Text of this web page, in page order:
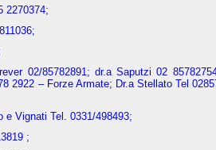
2270374;
02/85782891; dr.a Saputzi 02
2922 – Forze Armate; Dr.a Stellato Tel
e Vignati Tel. 0331/498493;
;